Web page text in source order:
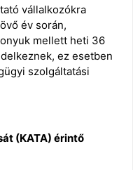
vállalkozókra
év során,
mellett heti 36
ez esetben
szolgáltatási
(KATA) érintő